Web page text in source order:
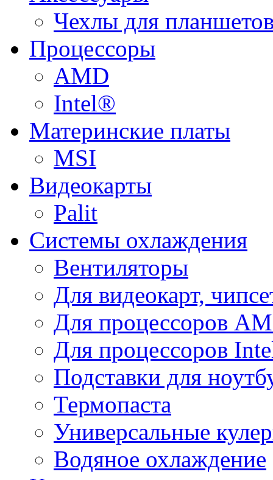
Чехлы для
Процессоры
AMD
Intel®
Материнские платы
MSI
Видеокарты
Palit
Системы охлаждения
Вентиляторы
Для видеокарт,
Для процессоров
Для процессоров
Подставки для
Термопаста
Универсальные
Водяное охлаждение